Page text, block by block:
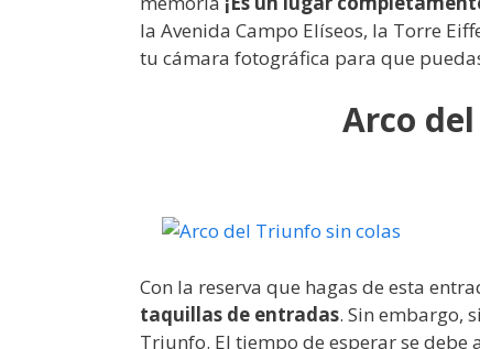
la Avenida Campo Elíseos, la Torre
tu cámara fotográfica para que
Arco
Con la reserva que hagas de esta
taquillas de entradas. Sin embargo,
Triunfo. El tiempo de esperar se